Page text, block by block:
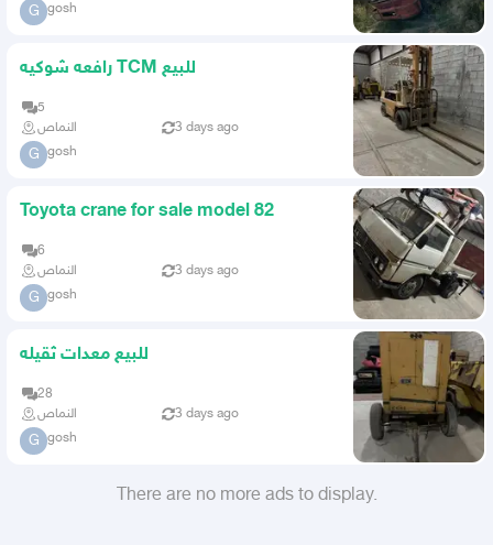
G gosh
رافعه شوكيه TCM للبيع
5
النماص
3 days ago
G gosh
Toyota crane for sale model 82
6
النماص
3 days ago
G gosh
للبيع معدات ثقيله
28
النماص
3 days ago
G gosh
There are no more ads to display.